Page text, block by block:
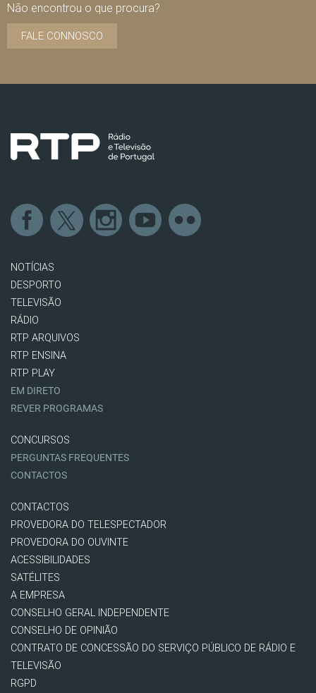
Não encontrou o que procura?
FALE CONNOSCO
NOTÍCIAS
DESPORTO
TELEVISÃO
RÁDIO
RTP ARQUIVOS
RTP ENSINA
RTP PLAY
EM DIRETO
REVER PROGRAMAS
CONCURSOS
PERGUNTAS FREQUENTES
CONTACTOS
CONTACTOS
PROVEDORA DO TELESPECTADOR
PROVEDORA DO OUVINTE
ACESSIBILIDADES
SATÉLITES
A EMPRESA
CONSELHO GERAL INDEPENDENTE
CONSELHO DE OPINIÃO
CONTRATO DE CONCESSÃO DO SERVIÇO PÚBLICO DE RÁDIO E
TELEVISÃO
RGPD